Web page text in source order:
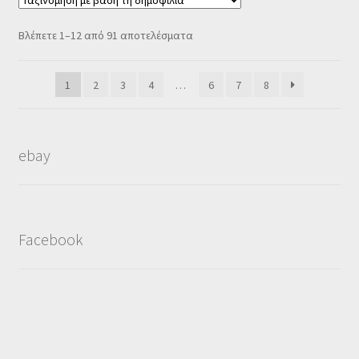
Βλέπετε 1–12 από 91 αποτελέσματαSorted
1
2 3 4 … 6 7 8
ebay
Facebook